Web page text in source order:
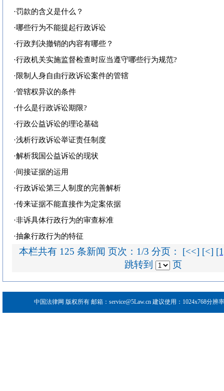
·罚款的含义是什么？
·哪些行为不能提起行政诉讼
·行政判决撤销的内容有哪些？
·行政机关实施监督检查时应当遵守哪些行为规范?
·限制人身自由行政诉讼案件的管辖
·管辖权异议的条件
·什么是行政诉讼期限?
·行政公益诉讼的理论基础
·浅析行政诉讼举证责任制度
·解析我国公益诉讼的现状
·间接证据的运用
·行政诉讼第三人制度的完善解析
·传来证据不能直接作为定案依据
·非诉具体行政行为的审查标准
·抽象行政行为的特征
本栏共有 125 条新闻 页次：1/3 分页： [<<] [<]
跳转到
页
中国法律网 版权所有 邮箱：service@5Law.cn 建议使用：1024x768分辨